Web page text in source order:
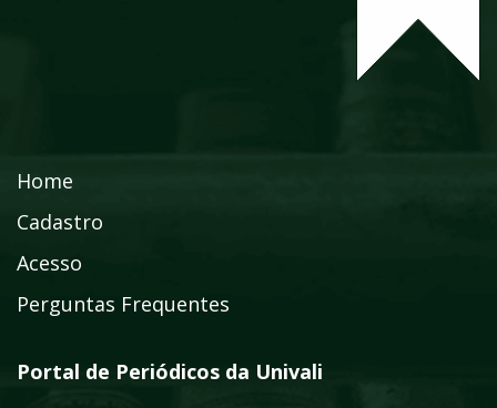
Home
Cadastro
Acesso
Perguntas Frequentes
Portal de Periódicos da Univali